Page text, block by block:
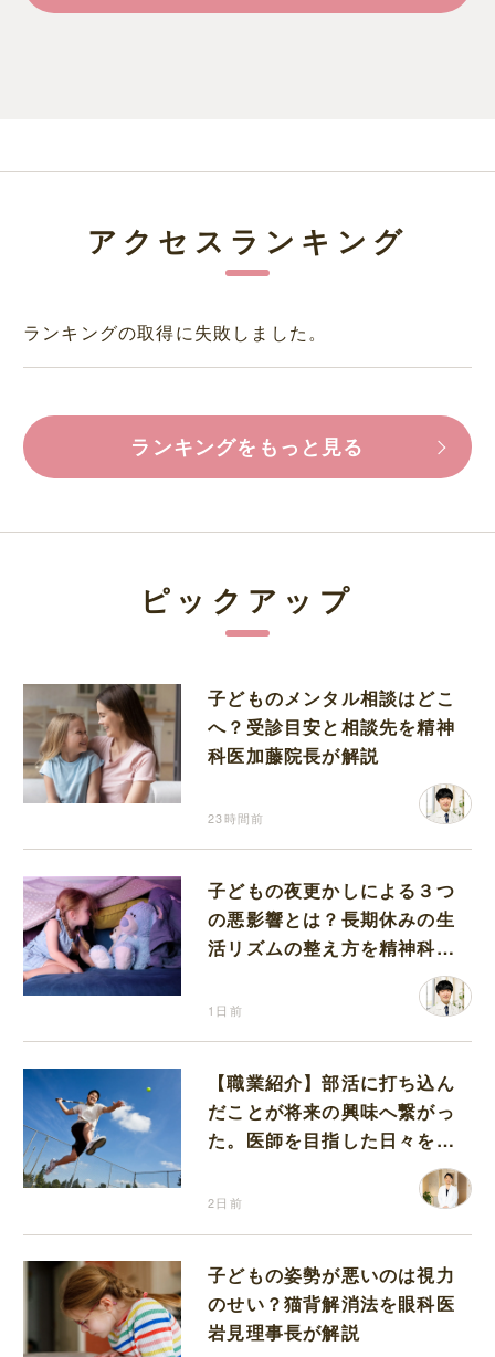
アクセスランキング
ランキングの取得に失敗しました。
ランキングをもっと見る
ピックアップ
子どものメンタル相談はどこ
へ？受診目安と相談先を精神
科医加藤院長が解説
23時間前
子どもの夜更かしによる３つ
の悪影響とは？長期休みの生
活リズムの整え方を精神科医
1日前
【職業紹介】部活に打ち込ん
だことが将来の興味へ繋がっ
た。医師を目指した日々を振
2日前
子どもの姿勢が悪いのは視力
のせい？猫背解消法を眼科医
岩見理事長が解説